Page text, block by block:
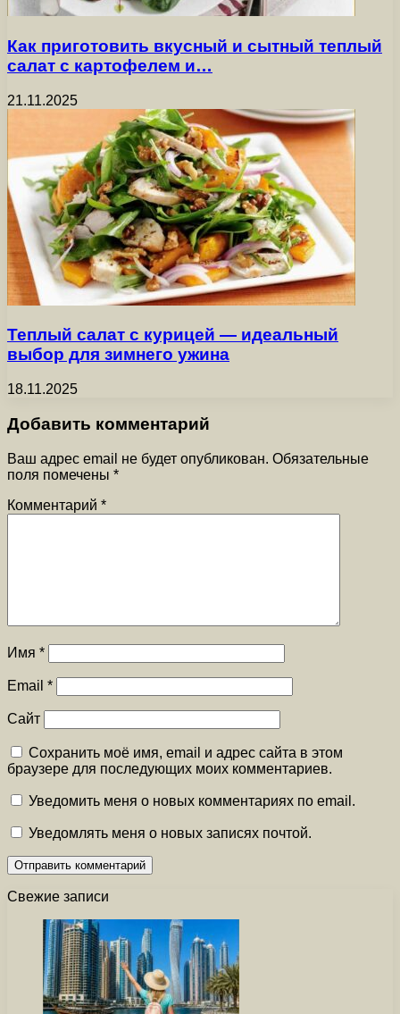
Как приготовить вкусный и сытный теплый
салат с картофелем и…
21.11.2025
Теплый салат с курицей — идеальный
выбор для зимнего ужина
18.11.2025
Добавить комментарий
Ваш адрес email не будет опубликован. Обязательные
поля помечены *
Комментарий *
Имя *
Email *
Сайт
Сохранить моё имя, email и адрес сайта в этом
браузере для последующих моих комментариев.
Уведомить меня о новых комментариях по email.
Уведомлять меня о новых записях почтой.
Свежие записи